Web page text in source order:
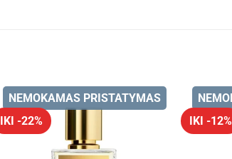
IKI -22%
NEMOKAMAS PRISTATYMAS
IKI -12%